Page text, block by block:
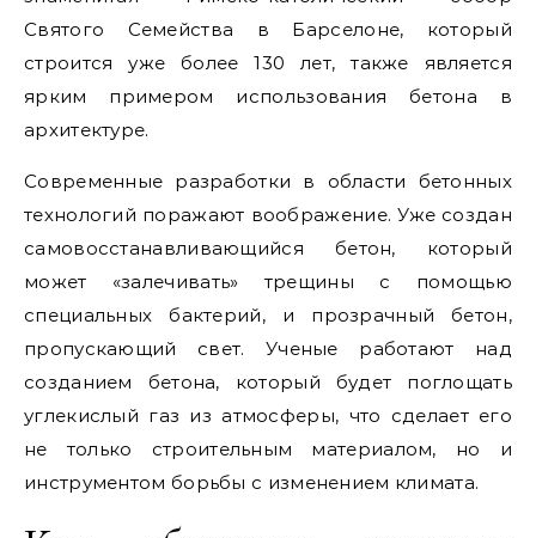
Святого Семейства в Барселоне, который
строится уже более 130 лет, также является
ярким примером использования бетона в
архитектуре.
Современные разработки в области бетонных
технологий поражают воображение. Уже создан
самовосстанавливающийся бетон, который
может «залечивать» трещины с помощью
специальных бактерий, и прозрачный бетон,
пропускающий свет. Ученые работают над
созданием бетона, который будет поглощать
углекислый газ из атмосферы, что сделает его
не только строительным материалом, но и
инструментом борьбы с изменением климата.